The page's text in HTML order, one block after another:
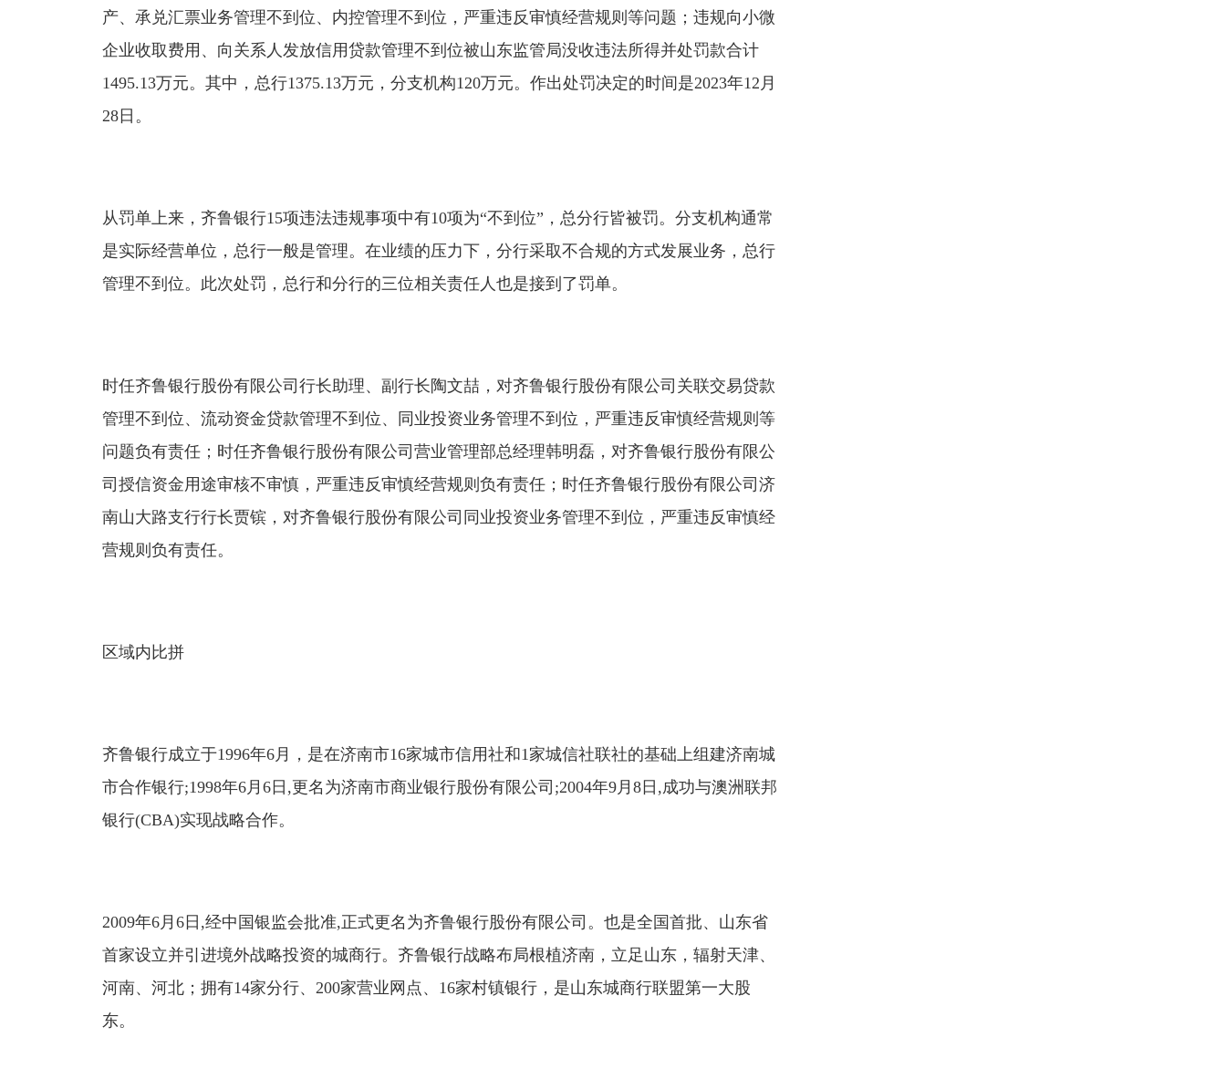
产、承兑汇票业务管理不到位、内控管理不到位，严重违反审慎经营规则等问题；违规向小微
企业收取费用、向关系人发放信用贷款管理不到位被山东监管局没收违法所得并处罚款合计
1495.13万元。其中，总行1375.13万元，分支机构120万元。作出处罚决定的时间是2023年12月
28日。
从罚单上来，齐鲁银行15项违法违规事项中有10项为“不到位”，总分行皆被罚。分支机构通常
是实际经营单位，总行一般是管理。在业绩的压力下，分行采取不合规的方式发展业务，总行
管理不到位。此次处罚，总行和分行的三位相关责任人也是接到了罚单。
时任齐鲁银行股份有限公司行长助理、副行长陶文喆，对齐鲁银行股份有限公司关联交易贷款
管理不到位、流动资金贷款管理不到位、同业投资业务管理不到位，严重违反审慎经营规则等
问题负有责任；时任齐鲁银行股份有限公司营业管理部总经理韩明磊，对齐鲁银行股份有限公
司授信资金用途审核不审慎，严重违反审慎经营规则负有责任；时任齐鲁银行股份有限公司济
南山大路支行行长贾镔，对齐鲁银行股份有限公司同业投资业务管理不到位，严重违反审慎经
营规则负有责任。
区域内比拼
齐鲁银行成立于1996年6月，是在济南市16家城市信用社和1家城信社联社的基础上组建济南城
市合作银行;1998年6月6日,更名为济南市商业银行股份有限公司;2004年9月8日,成功与澳洲联邦
银行(CBA)实现战略合作。
2009年6月6日,经中国银监会批准,正式更名为齐鲁银行股份有限公司。也是全国首批、山东省
首家设立并引进境外战略投资的城商行。齐鲁银行战略布局根植济南，立足山东，辐射天津、
河南、河北；拥有14家分行、200家营业网点、16家村镇银行，是山东城商行联盟第一大股
东。